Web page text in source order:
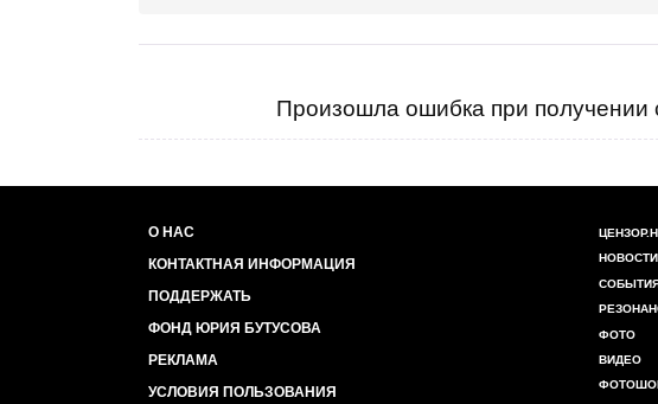
Произошла ошибка при получении
О НАС
КОНТАКТНАЯ ИНФОРМАЦИЯ
ПОДДЕРЖАТЬ
ФОНД ЮРИЯ БУТУСОВА
РЕКЛАМА
УСЛОВИЯ ПОЛЬЗОВАНИЯ
НОВОСТИ
ФОТО
ВИДЕО